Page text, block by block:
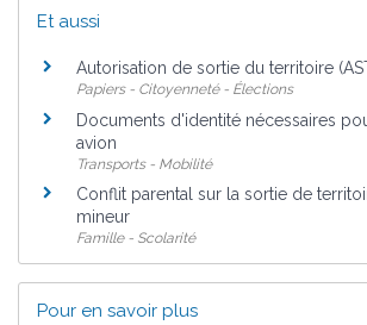
Et aussi
Autorisation de sortie du territoire
Papiers - Citoyenneté - Élections
Documents d'identité nécessaires
avion
Transports - Mobilité
Conflit parental sur la sortie de
mineur
Famille - Scolarité
Pour en savoir plus